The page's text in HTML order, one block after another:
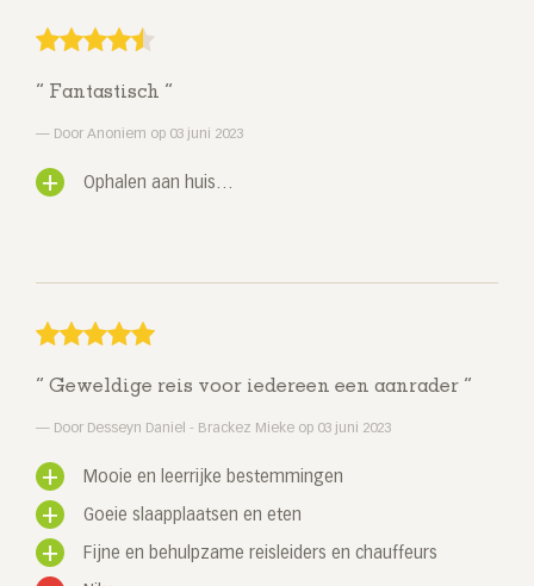
Fantastisch
Door Anoniem op 03 juni 2023
Ophalen aan huis…
Geweldige reis voor iedereen een aanrader
Door Desseyn Daniel - Brackez Mieke op 03 juni 2023
Mooie en leerrijke bestemmingen
Goeie slaapplaatsen en eten
Fijne en behulpzame reisleiders en chauffeurs